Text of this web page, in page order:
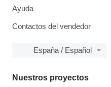
Ayuda
Contactos del vendedor
España / Español
Nuestros proyectos